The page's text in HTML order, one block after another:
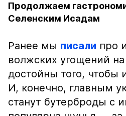
Продолжаем
Селенским Исадам
Ранее мы писали про
волжских угощений
достойны того, чтобы
И, конечно, главным
станут бутерброды с